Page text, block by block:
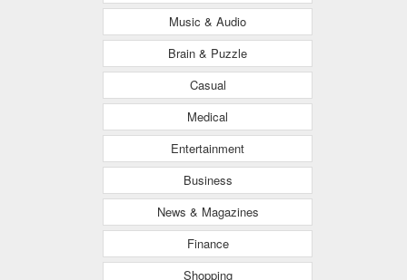
Music & Audio
Brain & Puzzle
Casual
Medical
Entertainment
Business
News & Magazines
Finance
Shopping